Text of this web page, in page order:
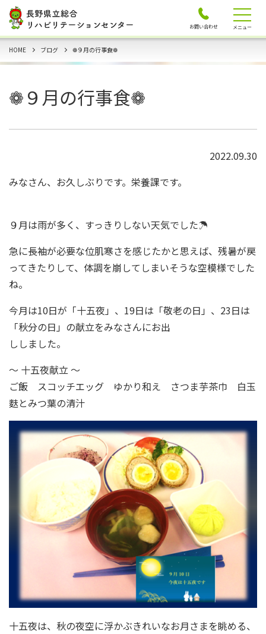
HOME ブログ ❁９月の行事食❁
❁９月の行事食❁
2022.09.30
みなさん、お久しぶりです。栄養課です。
９月は雨が多く、すっきりしない天気でした☂
急に長袖が必要な位肌寒さを感じたかと思えば、残暑が戻
ってきたりして、体調を崩してしまいそうな空模様でした
ね。
今月は10日が「十五夜」、19日は「敬老の日」、23日は
「秋分の日」の献立をみなさんにお出
ししました。
～ 十五夜献立 ～
ご飯 スコッチエッグ ゆかり和え さつま芋茶巾 白玉
麩とみつ葉の清汁
十五夜は、秋の夜空に浮かぶきれいなお月さまを眺める、
メニュー
お問い合わせ